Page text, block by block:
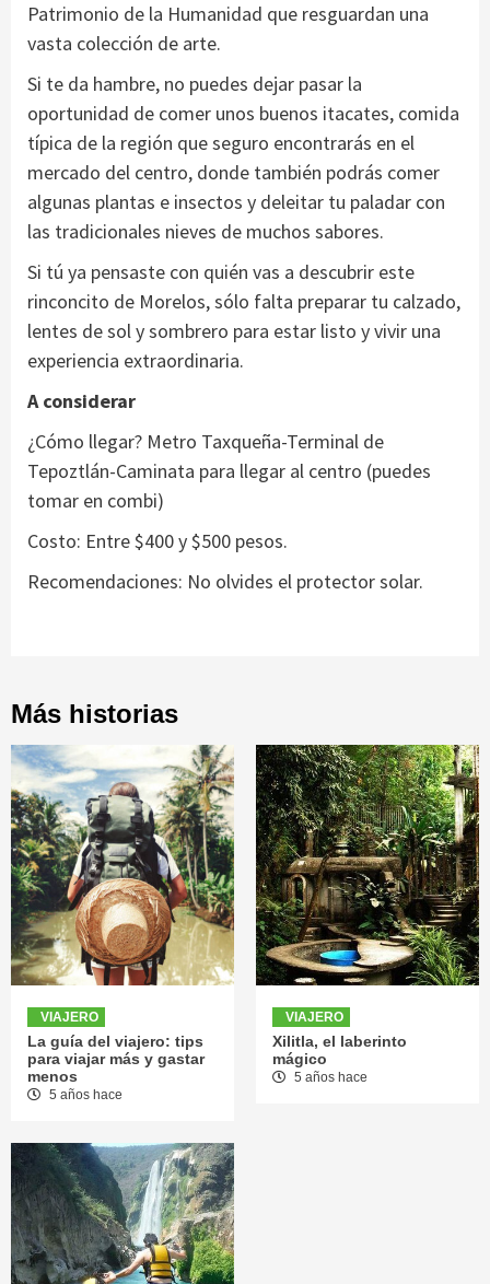
Patrimonio de la Humanidad que resguardan una
vasta colección de arte.
Si te da hambre, no puedes dejar pasar la
oportunidad de comer unos buenos itacates, comida
típica de la región que seguro encontrarás en el
mercado del centro, donde también podrás comer
algunas plantas e insectos y deleitar tu paladar con
las tradicionales nieves de muchos sabores.
Si tú ya pensaste con quién vas a descubrir este
rinconcito de Morelos, sólo falta preparar tu calzado,
lentes de sol y sombrero para estar listo y vivir una
experiencia extraordinaria.
A considerar
¿Cómo llegar? Metro Taxqueña-Terminal de
Tepoztlán-Caminata para llegar al centro (puedes
tomar en combi)
Costo: Entre $400 y $500 pesos.
Recomendaciones: No olvides el protector solar.
Más historias
VIAJERO
La guía del viajero: tips
para viajar más y gastar
menos
5 años hace
VIAJERO
Xilitla, el laberinto
mágico
5 años hace